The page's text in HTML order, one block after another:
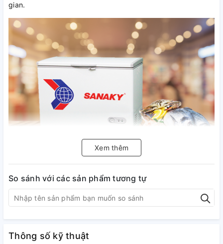
gian.
Thiết kế với 1 ngăn đông
Tủ đông Sanaky VH-2599HY2 có tổng dung tích là 250 lít,
dung tích sử dụng là 210 lít, gồm 1 ngăn đông và 1 cánh
đóng mở.
chiếm nhiều diện tích. Với dung tích và kích thước như
Xem thêm
So sánh với các sản phẩm tương tự
Thông số kỹ thuật